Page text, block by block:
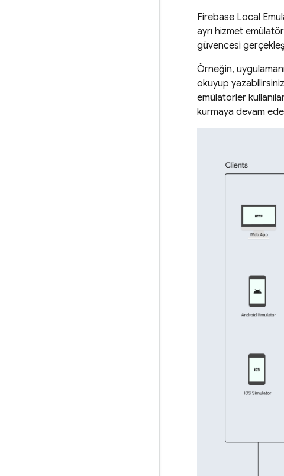
Firebase Local
ayrı hizmet
güvencesi
Örneğin,
okuyup
emülatörler
kurmaya devam